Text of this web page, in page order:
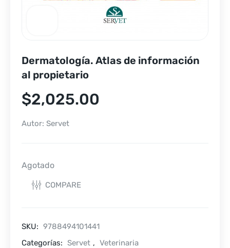
Dermatología. Atlas de información
al propietario
$2,025.00
Autor: Servet
Agotado
COMPARE
SKU: 9788494101441
Categorías: Servet , Veterinaria